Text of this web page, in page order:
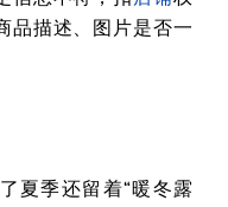
品描述、图片是否一
夏季还留着“暖冬露